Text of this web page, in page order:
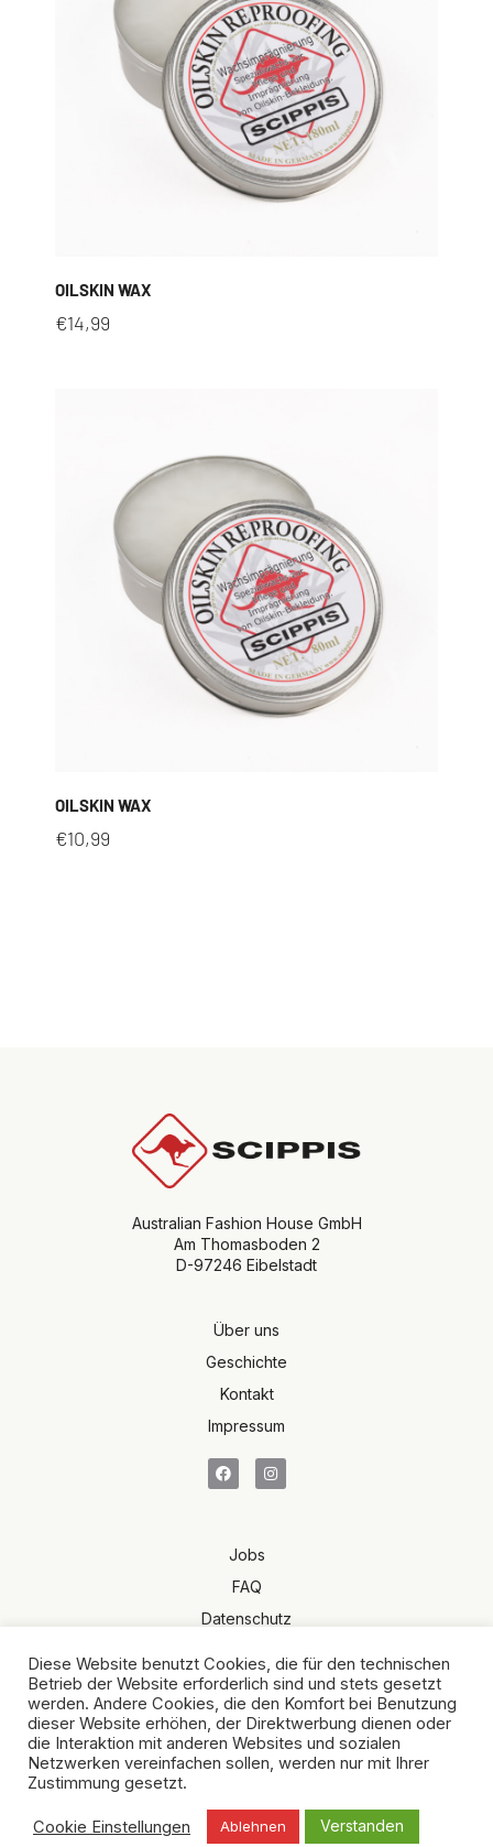
OILSKIN WAX
€14,99
OILSKIN WAX
€10,99
Australian Fashion House GmbH
Am Thomasboden 2
D-97246 Eibelstadt
Über uns
Geschichte
Kontakt
Impressum
Jobs
FAQ
Datenschutz
AGB
Diese Website benutzt Cookies, die für den technischen
Betrieb der Website erforderlich sind und stets gesetzt
werden. Andere Cookies, die den Komfort bei Benutzung
dieser Website erhöhen, der Direktwerbung dienen oder
die Interaktion mit anderen Websites und sozialen
Netzwerken vereinfachen sollen, werden nur mit Ihrer
Zustimmung gesetzt.
Cookie Einstellungen Ablehnen Verstanden